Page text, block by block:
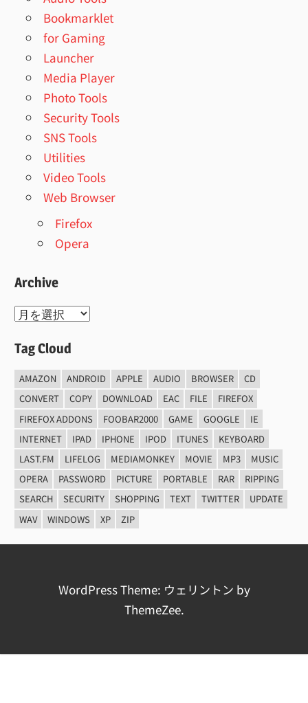
Bookmarklet
for Gaming
Launcher
Media Player
Photo Tools
Security Tools
SNS Tools
Utilities
Video Tools
Web Browser
Firefox
Opera
Archive
Archive
Tag Cloud
AMAZON ANDROID APPLE AUDIO BROWSER
CD
CONVERT
COPY DOWNLOAD EAC FILE
FIREFOX
FIREFOX ADDONS
FOOBAR2000 GAME GOOGLE
IE
INTERNET
IPAD IPHONE IPOD ITUNES
KEYBOARD
LAST.FM
LIFELOG MEDIAMONKEY MOVIE MP3
MUSIC
OPERA
PASSWORD PICTURE PORTABLE RAR
RIPPING
SEARCH
SECURITY SHOPPING TEXT TWITTER
UPDATE
WAV
WINDOWS XP ZIP
WordPress Theme: ウェリントン by
ThemeZee.